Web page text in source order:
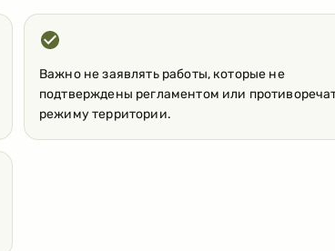
Важно не заявлять работы, которые не
подтверждены регламентом или
режиму территории.